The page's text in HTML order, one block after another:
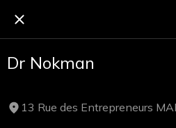
Dr Nokman
13 Rue des Entrepreneurs